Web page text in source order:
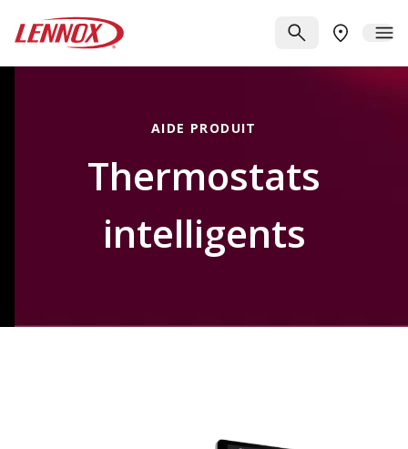
Lennox
RECHERCHE
TROUVER
AIDE PRODUIT
Thermostats
intelligents